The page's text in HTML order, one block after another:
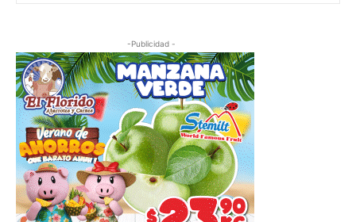
-Publicidad -